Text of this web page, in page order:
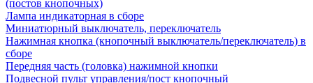
(постов кнопочных)
Лампа индикаторная в сборе
Миниатюрный выключатель, переключатель
Нажимная кнопка (кнопочный выключатель/переключатель) в
сборе
Передняя часть (головка) нажимной кнопки
Подвесной пульт управления/пост кнопочный